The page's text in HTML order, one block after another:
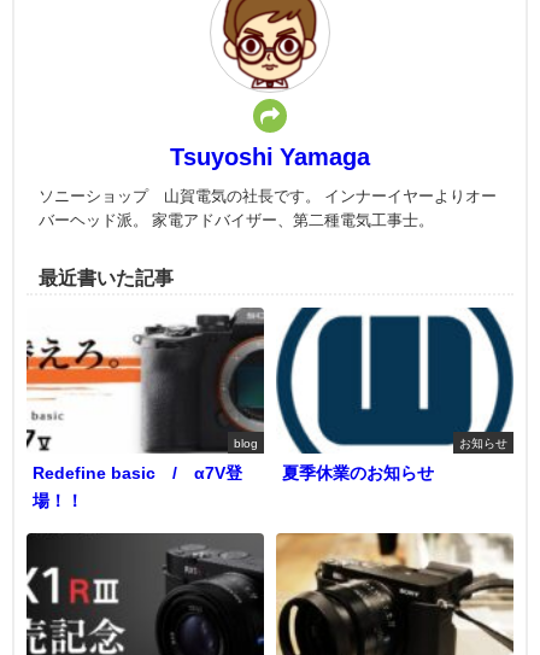
Tsuyoshi Yamaga
ソニーショップ 山賀電気の社長です。 インナーイヤーよりオー
バーヘッド派。 家電アドバイザー、第二種電気工事士。
最近書いた記事
blog
Redefine basic / α7V登
場！！
お知らせ
夏季休業のお知らせ